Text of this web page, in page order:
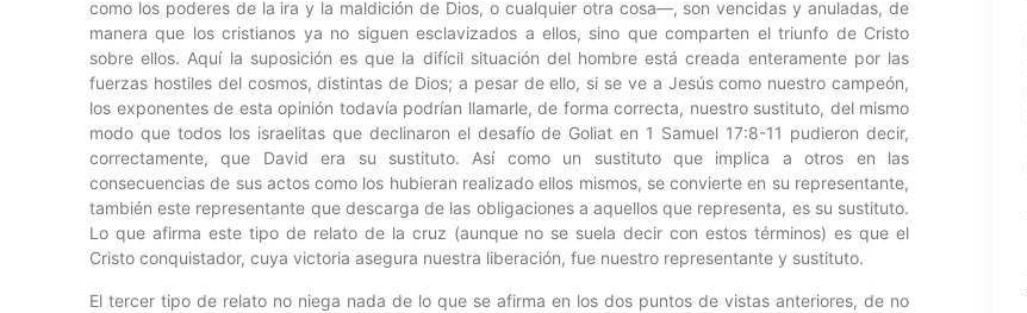
como los poderes de la ira y la maldición de Dios, o cualquier otra cosa—, son vencidas y anuladas, de
manera que los cristianos ya no siguen esclavizados a ellos, sino que comparten el triunfo de Cristo
sobre ellos. Aquí la suposición es que la difícil situación del hombre está creada enteramente por las
fuerzas hostiles del cosmos, distintas de Dios; a pesar de ello, si se ve a Jesús como nuestro campeón,
los exponentes de esta opinión todavía podrían llamarle, de forma correcta, nuestro sustituto, del mismo
modo que todos los israelitas que declinaron el desafío de Goliat en 1 Samuel 17:8-11 pudieron decir,
correctamente, que David era su sustituto. Así como un sustituto que implica a otros en las
consecuencias de sus actos como los hubieran realizado ellos mismos, se convierte en su representante,
también este representante que descarga de las obligaciones a aquellos que representa, es su sustituto.
Lo que afirma este tipo de relato de la cruz (aunque no se suela decir con estos términos) es que el
Cristo conquistador, cuya victoria asegura nuestra liberación, fue nuestro representante y sustituto.
El tercer tipo de relato no niega nada de lo que se afirma en los dos puntos de vistas anteriores, de no